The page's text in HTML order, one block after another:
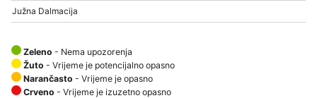
Južna Dalmacija
Zeleno - Nema upozorenja
Žuto - Vrijeme je potencijalno opasno
Narančasto - Vrijeme je opasno
Crveno - Vrijeme je izuzetno opasno